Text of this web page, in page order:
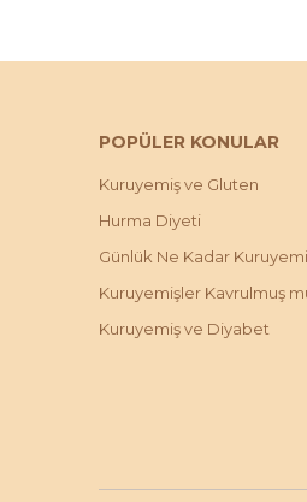
POPÜLER KONULAR
Kuruyemiş ve Gluten
Hurma Diyeti
Günlük Ne Kadar
Kuruyemişler Kavrulmuş
Kuruyemiş ve Diyabet